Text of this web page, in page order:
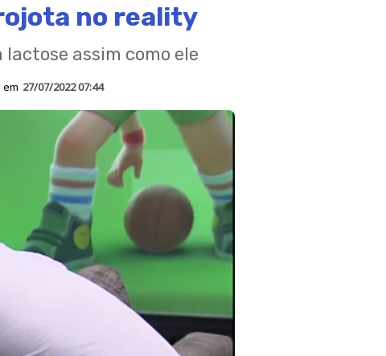
no reality
assim como ele
em 27/07/2022 07:44